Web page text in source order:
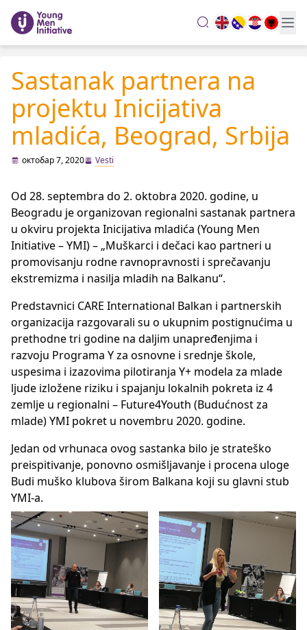
search
Sastanak partnera na
projektu Inicijativa
mladića, Beograd, Srbija
октобар 7, 2020 Vesti
Od 28. septembra do 2. oktobra 2020. godine, u
Beogradu je organizovan regionalni sastanak partnera
u okviru projekta Inicijativa mladića (Young Men
Initiative – YMI) – „Muškarci i dečaci kao partneri u
promovisanju rodne ravnopravnosti i sprečavanju
ekstremizma i nasilja mladih na Balkanu“.
Predstavnici CARE International Balkan i partnerskih
organizacija razgovarali su o ukupnim postignućima u
prethodne tri godine na daljim unapređenjima i
razvoju Programa Y za osnovne i srednje škole,
uspesima i izazovima pilotiranja Y+ modela za mlade
ljude izložene riziku i spajanju lokalnih pokreta iz 4
zemlje u regionalni – Future4Youth (Budućnost za
mlade) YMI pokret u novembru 2020. godine.
Jedan od vrhunaca ovog sastanka bilo je strateško
preispitivanje, ponovno osmišljavanje i procena uloge
Budi muško klubova širom Balkana koji su glavni stub
YMI-a.